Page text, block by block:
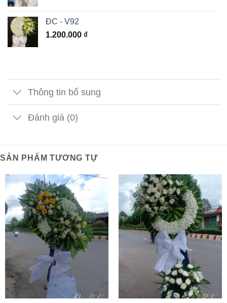
ĐC - V92
1.200.000 ₫
Thông tin bổ sung
Đánh giá (0)
SẢN PHẨM TƯƠNG TỰ